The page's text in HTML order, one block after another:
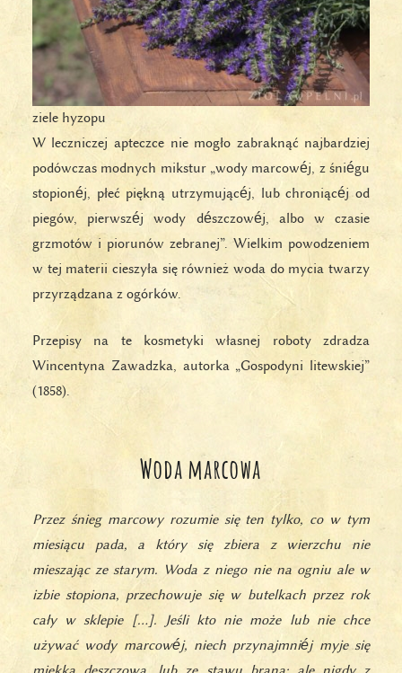
ziele hyzopu
W leczniczej apteczce nie mogło zabraknąć najbardziej
podówczas modnych mikstur „wody marcowéj, z śniégu
stopionéj, płeć piękną utrzymującéj, lub chroniącéj od
piegów, pierwszéj wody dészczowéj, albo w czasie
grzmotów i piorunów zebranej”. Wielkim powodzeniem
w tej materii cieszyła się również woda do mycia twarzy
przyrządzana z ogórków.
Przepisy na te kosmetyki własnej roboty zdradza
Wincentyna Zawadzka, autorka „Gospodyni litewskiej”
(1858).
Woda marcowa
Przez śnieg marcowy rozumie się ten tylko, co w tym
miesiącu pada, a który się zbiera z wierzchu nie
mieszając ze starym. Woda z niego nie na ogniu ale w
izbie stopiona, przechowuje się w butelkach przez rok
cały w sklepie […]. Jeśli kto nie może lub nie chce
używać wody marcowéj, niech przynajmniéj myje się